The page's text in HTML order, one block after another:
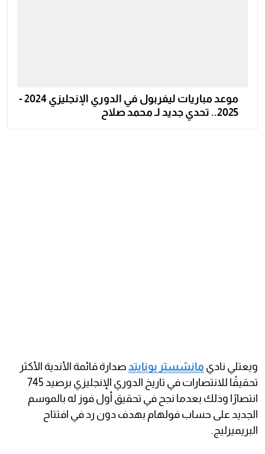
موعد مباريات ليفربول في الدوري الإنجليزي 2024 -
2025.. تحدي جديد لـ محمد صلاح
ويعتلي نادي مانشستر يونايتد صدارة قائمة الأندية الأكثر
تحقيقًا للانتصارات في تاريخ الدوري الإنجليزي برصيد 745
انتصارًا وذلك بعدما نجح في تحقيق أول فوز له بالموسم
الجديد على حساب فولهام بهدف دون رد في افتتاح
البريميرليج.